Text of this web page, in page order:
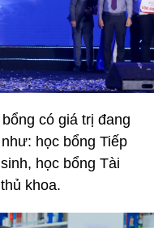
có giá trị đang
học bổng Tiếp
học bổng Tài
khoa.